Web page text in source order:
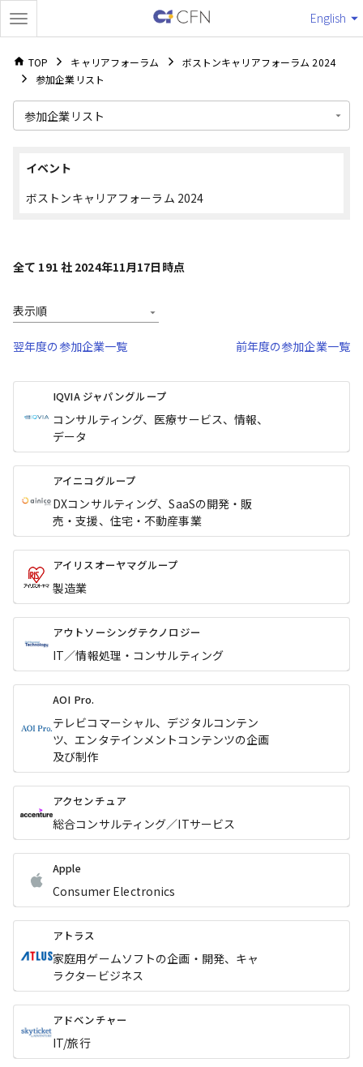
English
TOP キャリアフォーラム
ボストンキャリアフォーラム 2024
参加企業リスト
参加企業リスト
イベント
ボストンキャリアフォーラム 2024
全て 191 社 2024年11月17日時点
表示順
翌年度の参加企業一覧 前年度の参加企業一覧
IQVIA ジャパングループ
コンサルティング、医療サービス、情報、
データ
アイニコグループ
DXコンサルティング、SaaSの開発・販
売・支援、住宅・不動産事業
アイリスオーヤマグループ
製造業
アウトソーシングテクノロジー
IT／情報処理・コンサルティング
AOI Pro.
テレビコマーシャル、デジタルコンテン
ツ、エンタテインメントコンテンツの企画
及び制作
アクセンチュア
総合コンサルティング／ITサービス
Apple
Consumer Electronics
アトラス
家庭用ゲームソフトの企画・開発、キャ
ラクタービジネス
アドベンチャー
IT/旅行